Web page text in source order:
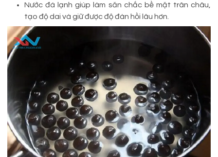
Nước đá lạnh giúp làm săn chắc bề mặt trân châu,
tạo độ dai và giữ được độ đàn hồi lâu hơn.